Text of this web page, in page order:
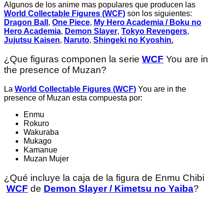
Algunos de los anime mas populares que producen las
World Collectable Figures (WCF) son los siguientes:
Dragon Ball , One Piece, My Hero Academia / Boku no
Hero Academia, Demon Slayer, Tokyo Revengers,
Jujutsu Kaisen, Naruto, Shingeki no Kyoshin.
¿Que figuras componen la serie WCF You are in
the presence of Muzan?
La World Collectable Figures (WCF) You are in the
presence of Muzan esta compuesta por:
Enmu
Rokuro
Wakuraba
Mukago
Kamanue
Muzan Mujer
¿Qué incluye la caja de la figura de Enmu Chibi
WCF de Demon Slayer / Kimetsu no Yaiba?